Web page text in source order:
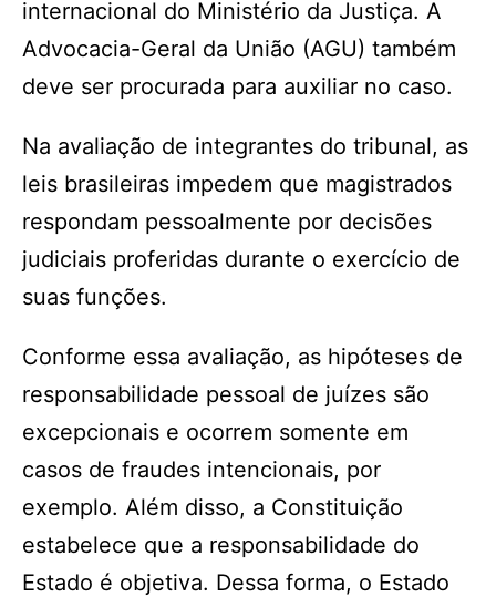
internacional do Ministério da Justiça. A
Advocacia-Geral da União (AGU) também
deve ser procurada para auxiliar no caso.
Na avaliação de integrantes do tribunal, as
leis brasileiras impedem que magistrados
respondam pessoalmente por decisões
judiciais proferidas durante o exercício de
suas funções.
Conforme essa avaliação, as hipóteses de
responsabilidade pessoal de juízes são
excepcionais e ocorrem somente em
casos de fraudes intencionais, por
exemplo. Além disso, a Constituição
estabelece que a responsabilidade do
Estado é objetiva. Dessa forma, o Estado